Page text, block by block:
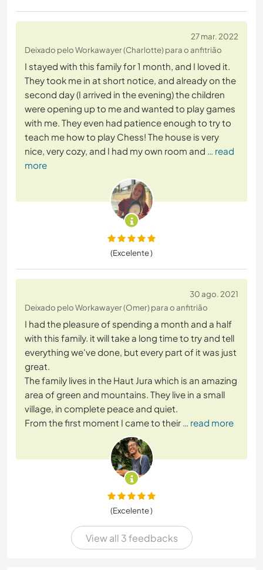
27 mar. 2022
Deixado pelo Workawayer (Charlotte) para o anfitrião
I stayed with this family for 1 month, and I loved it.
They took me in at short notice, and already on the
second day (I arrived in the evening) the children
were opening up to me and wanted to play games
with me. They even had patience enough to try to
teach me how to play Chess! The house is very
nice, very cozy, and I had my own room and … read
more
(Excelente )
30 ago. 2021
Deixado pelo Workawayer (Omer) para o anfitrião
I had the pleasure of spending a month and a half
with this family. it will take a long time to try and tell
everything we've done, but every part of it was just
great.
The family lives in the Haut Jura which is an amazing
area of green and mountains. They live in a small
village, in complete peace and quiet.
From the first moment I came to their … read more
(Excelente )
View all 3 feedbacks